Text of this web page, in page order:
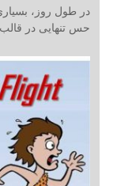
در طول روز،
حس تنهایی در